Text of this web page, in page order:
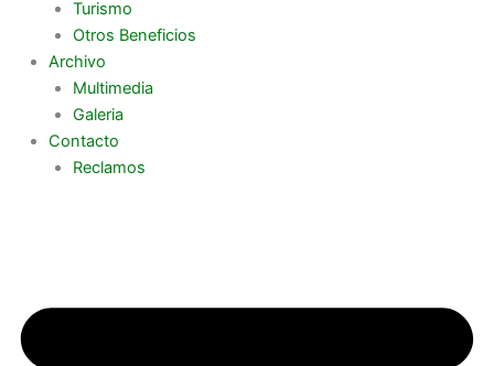
Turismo
Otros Beneficios
Archivo
Multimedia
Galeria
Contacto
Reclamos